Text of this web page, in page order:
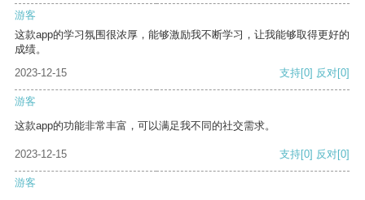
游客
这款app的学习氛围很浓厚，能够激励我不断学习，让我能够取得更好的
成绩。
2023-12-15
支持[0] 反对[0]
游客
这款app的功能非常丰富，可以满足我不同的社交需求。
2023-12-15 支持[0] 反对[0]
游客